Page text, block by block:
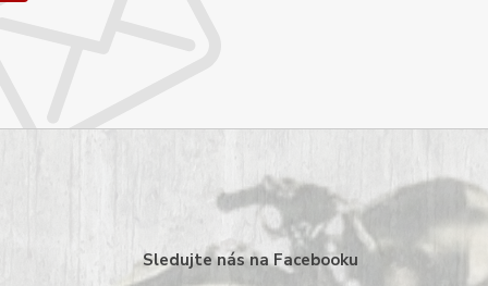
Sledujte nás na Facebooku